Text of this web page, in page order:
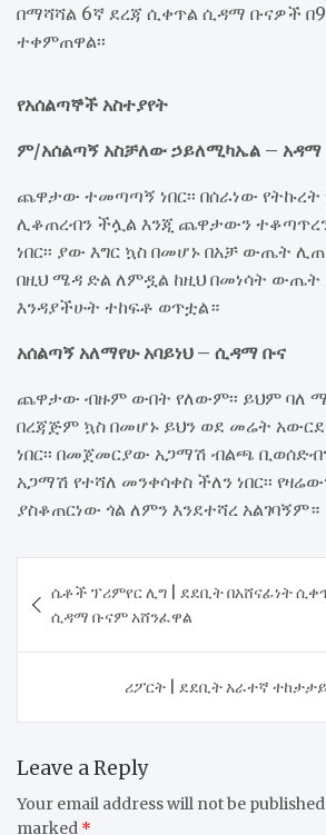
በማሻሻል 6ኛ ደረጃ ሲቀጥል ሲዳማ ቡናዎች በ9
ተቀምጠዋል፡፡
የአሰልጣኞች አስተያየት
ም/አሰልጣኝ አስቻለው ኃይለሚካኤል –
ጨዋታው ተመጣጣኝ ነበር፡፡ በሰራነው
ሊቆጠረብን ችሏል እንጂ ጨዋታውን
ነበር፡፡ ያው እግር ኳስ በመሆኑ በአቻ ውጤት
በዚህ ሜዳ ድል ለምዷል ከዚህ በመነሳት
እንዳያችሁት ተከፍቶ ወጥቷል።
አሰልጣኝ አለማየሁ አባይነህ – ሲዳማ ቡና
ጨዋታው ብዙም ውበት የለውም፡፡ ይህም
በረጃጅም ኳስ በመሆኑ ይህን ወደ መሬት
ነበር፡፡ በመጀመርያው አጋማሽ ብልጫ
አጋማሽ የተሻለ መንቀሳቀስ ችለን ነበር፡፡
ያስቆጠርነው ጎል ለምን እንደተሻረ አልገባኝም።
navigation
ሴቶች ፕሪምየር ሊግ | ደደቢት በአሸናፊነት
ሲዳማ ቡናም አሸንፈዋል
​ሪፖርት | ደደቢት አራተኛ
Leave a Reply
Your email address will not be
marked *